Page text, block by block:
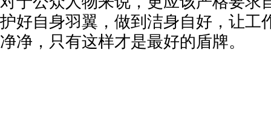
护好自身羽翼，做到洁身自好，让工
净净，只有这样才是最好的盾牌。